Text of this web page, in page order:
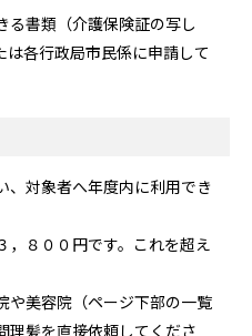
書類（介護保険証の写し
各行政局市民係に申請して
対象者へ年度内に利用でき
８００円です。これを超え
美容院（ページ下部の一覧
理髪を直接依頼してくださ